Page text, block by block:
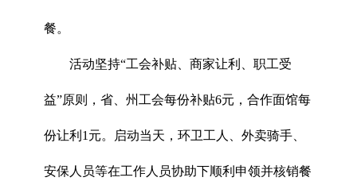
餐。
活动坚持“工会补贴、商家让利、职工受
益”原则，省、州工会每份补贴6元，合作面馆每
份让利1元。启动当天，环卫工人、外卖骑手、
安保人员等在工作人员协助下顺利申领并核销餐